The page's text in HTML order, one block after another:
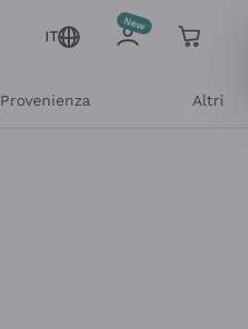
IT
Provenienza Altri